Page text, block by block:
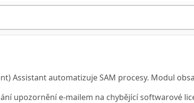
Assistant automatizuje SAM procesy. Modul
upozornění e-mailem na chybějící softwarové